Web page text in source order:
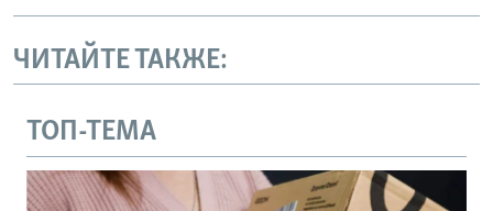
ЧИТАЙТЕ ТАКЖЕ:
ТОП-ТЕМА